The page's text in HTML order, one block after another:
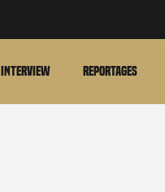
Interview Reportages